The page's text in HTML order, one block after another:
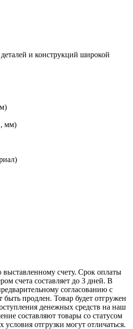
и конструкций широкой
мм)
выставленному счету. Срок оплаты
счета составляет до 3 дней. В
согласованию с
продлен. Товар будет отгружен
денежных средств на наш
составляют товары со статусом
условия отгрузки могут отличаться.